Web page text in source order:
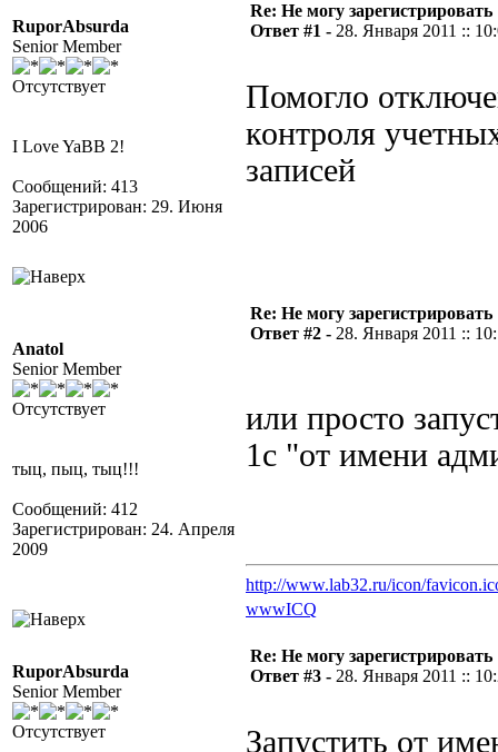
RuporAbsurda
Senior Member
Отсутствует
I Love YaBB 2!
Сообщений: 413
Зарегистрирован: 29. Июня
2006
Re: Не могу
Ответ #1 - 28. Января 2011 ::
Помогло
контроля
записей
Anatol
Senior Member
Отсутствует
тыц, пыц, тыц!!!
Сообщений: 412
Зарегистрирован: 24. Апреля
2009
Re: Не могу
Ответ #2 - 28. Января 2011 ::
или просто
1с "от имени
http://www.lab32.ru/icon/
wwwICQ
RuporAbsurda
Senior Member
Отсутствует
Re: Не могу
Ответ #3 - 28. Января 2011 ::
Запустить от